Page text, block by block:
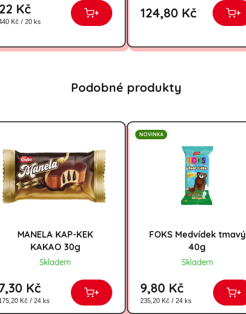
22 Kč
cena:
Kč / 20 ks
+ 124,80 Kč +
Podobné produkty
MANELA KAP-KEK
KAKAO 30g
Skladem
Kč
cena:
Kč / 24 ks
+
NOVINKA
FOKS Medvídek tmavý
40g
Skladem
9,80 Kč
Měrná cena:
235,20 Kč / 24 ks
+